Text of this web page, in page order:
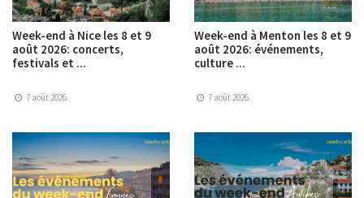
Week-end à Nice les 8 et 9
août 2026: concerts,
festivals et ...
7 août 2026
Week-end à Menton les 8 et 9
août 2026: événements,
culture ...
7 août 2026